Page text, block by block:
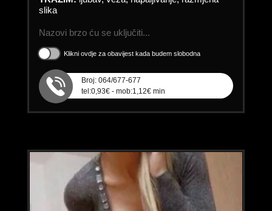
slika
Nazovi brzo ću se uključiti...
Klikni ovdje za obavijest kada budem slobodna
Broj: 064/677-677
tel:0,93€ - mob:1,12€ min